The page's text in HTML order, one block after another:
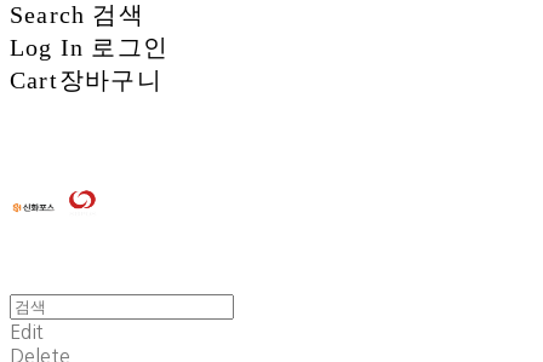
Search 검색
Log In 로그인
Cart장바구니
Edit
Delete